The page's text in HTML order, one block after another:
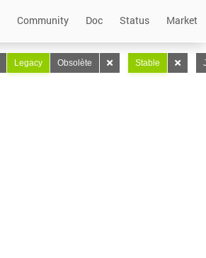
Community Doc Status Market
Legacy Obsolète Stable